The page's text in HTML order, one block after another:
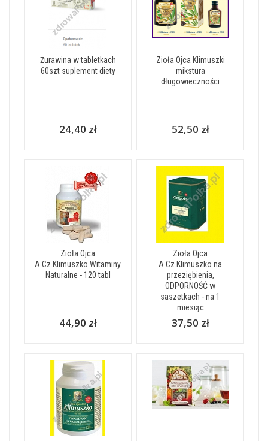
Żurawina w tabletkach
60szt suplement diety
24,40 zł
Zioła Ojca Klimuszki
mikstura
długowieczności
52,50 zł
Zioła Ojca
A.Cz.Klimuszko Witaminy
Naturalne - 120 tabl
44,90 zł
Zioła Ojca
A.Cz.Klimuszko na
przeziębienia,
ODPORNOŚĆ w
saszetkach - na 1
miesiąc
37,50 zł